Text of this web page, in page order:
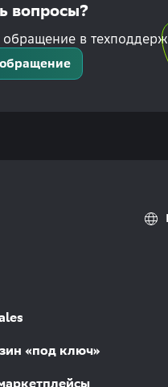
вопросы?
обращение в
«под ключ»